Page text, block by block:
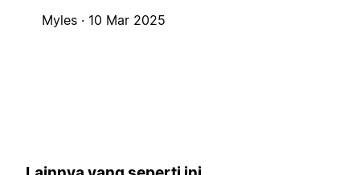
Myles · 10 Mar 2025